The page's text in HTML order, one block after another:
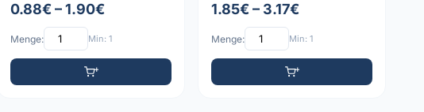
0.88€ – 1.90€
Menge: Min: 1
1.85€ – 3.17€
Menge: Min: 1